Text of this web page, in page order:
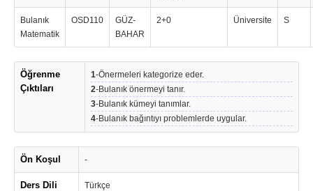
Bulanık
Matematik
OSD110
GÜZ-
BAHAR
2+0 Üniversite S
Öğrenme
Çıktıları
1-Önermeleri kategorize eder.
2-Bulanık önermeyi tanır.
3-Bulanık kümeyi tanımlar.
4-Bulanık bağıntıyı problemlerde uygular.
Ön Koşul -
Ders Dili Türkçe